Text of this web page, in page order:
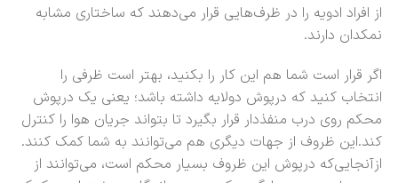
از افراد ادویه را در ظرف‌هایی قرار می‌دهند که ساختاری مشابه
نمکدان دارند.
اگر قرار است شما هم این کار را بکنید، بهتر است ظرفی را
انتخاب کنید که درپوش دولایه داشته باشد؛ یعنی یک درپوش
محکم روی درب منفذدار قرار بگیرد تا بتواند جریان هوا را کنترل
کند.این ظروف از جهات دیگری هم می‌توانند به شما کمک کنند.
ازآنجایی‌که درپوش این ظروف بسیار محکم است، می‌توانند از